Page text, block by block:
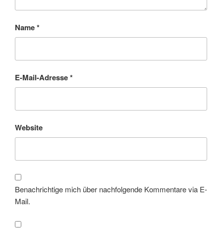
Name*
E-Mail-Adresse*
Website
Benachrichtige mich über nachfolgende Kommentare via E-
Mail.